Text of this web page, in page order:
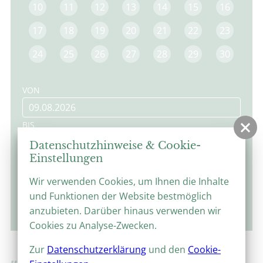
10 11 12 13 14 15
16
17
18 19 20 21 22
23
24
25 26 27 28 29 30
VON
BIS
suchen
„HELD EIGNER ART“? - FÜRST
Datenschutzhinweise & Cookie-
Einstellungen
Wir verwenden Cookies, um Ihnen die Inhalte
und Funktionen der Website bestmöglich
anzubieten. Darüber hinaus verwenden wir
Cookies zu Analyse-Zwecken.
Zur Datenschutzerklärung und den Cookie-